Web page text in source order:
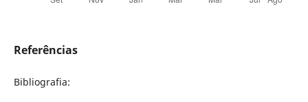
Referências
Bibliografia: